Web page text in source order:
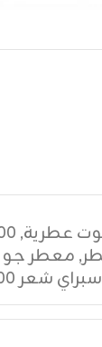
,١٠٠ جم
, معطر جو ٣٠٠ مل
سبراي شعر ١٠٠ مل